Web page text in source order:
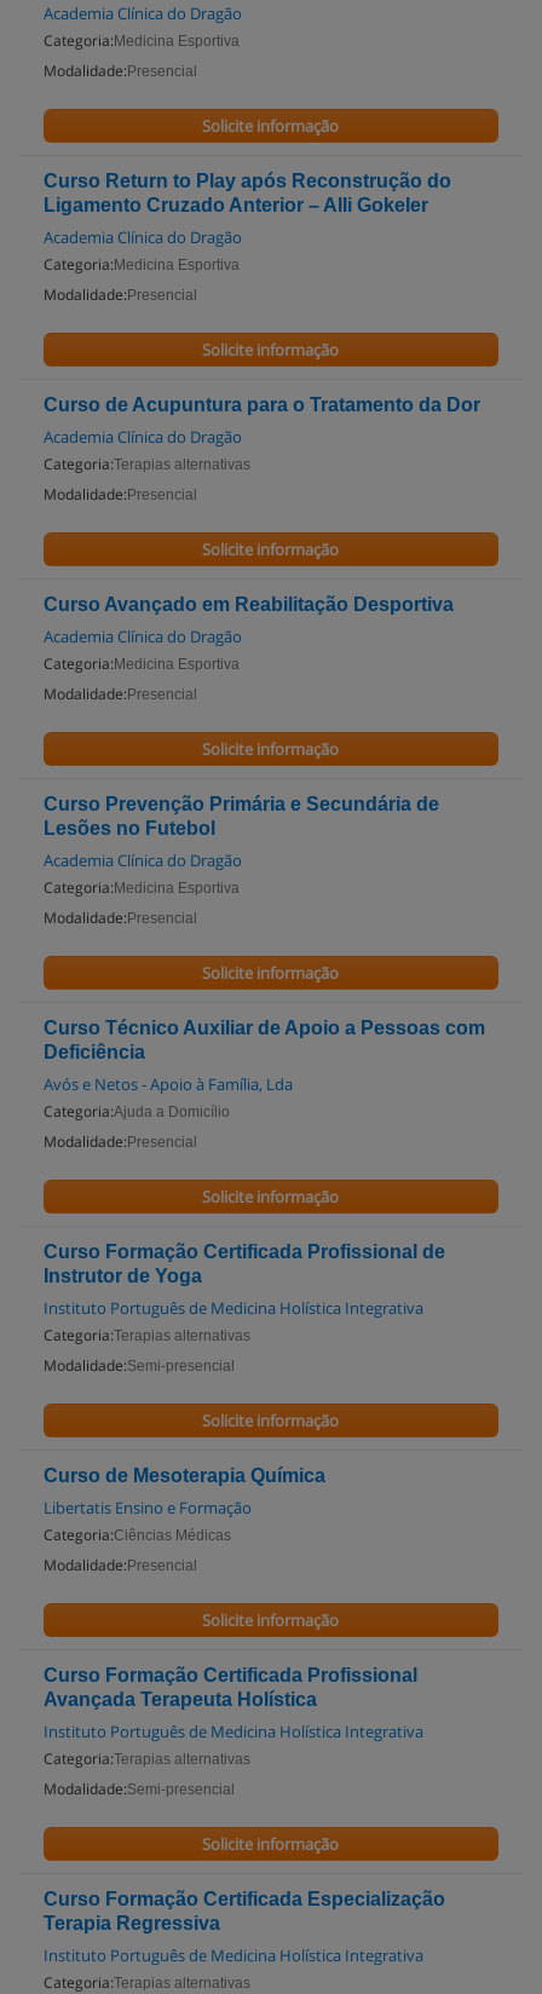
Academia Clínica do Dragão
Categoria: Medicina Esportiva
Modalidade: Presencial
Solicite informação
Curso Return to Play após Reconstrução do
Ligamento Cruzado Anterior – Alli Gokeler
Academia Clínica do Dragão
Categoria: Medicina Esportiva
Modalidade: Presencial
Solicite informação
Curso de Acupuntura para o Tratamento da Dor
Academia Clínica do Dragão
Categoria:Terapias alternativas
Modalidade: Presencial
Solicite informação
Curso Avançado em Reabilitação Desportiva
Academia Clínica do Dragão
Categoria: Medicina Esportiva
Modalidade: Presencial
Solicite informação
Curso Prevenção Primária e Secundária de
Lesões no Futebol
Academia Clínica do Dragão
Categoria: Medicina Esportiva
Modalidade: Presencial
Solicite informação
Curso Técnico Auxiliar de Apoio a Pessoas com
Deficiência
Avós e Netos - Apoio à Família, Lda
Categoria:Ajuda a Domicílio
Modalidade: Presencial
Solicite informação
Curso Formação Certificada Profissional de
Instrutor de Yoga
Instituto Português de Medicina Holística Integrativa
Categoria:Terapias alternativas
Modalidade:Semi-presencial
Solicite informação
Curso de Mesoterapia Química
Libertatis Ensino e Formação
Categoria:Ciências Médicas
Modalidade: Presencial
Solicite informação
Curso Formação Certificada Profissional
Avançada Terapeuta Holística
Instituto Português de Medicina Holística Integrativa
Categoria:Terapias alternativas
Modalidade:Semi-presencial
Solicite informação
Curso Formação Certificada Especialização
Terapia Regressiva
Instituto Português de Medicina Holística Integrativa
Categoria:Terapias alternativas